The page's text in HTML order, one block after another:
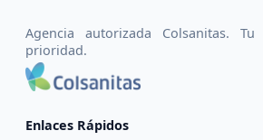
Agencia autorizada Colsanitas.
prioridad.
Enlaces Rápidos